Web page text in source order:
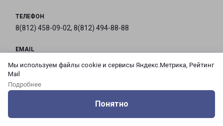
Мы используем файлы cookie и сервисы Яндекс.Метрика, Рейтинг
Mail
Подробнее
Понятно
ТЕЛЕФОН
8(812) 458-09-02, 8(812) 494-88-88
EMAIL
pecom@pecom.ru
ГРАФИК РАБОТЫ